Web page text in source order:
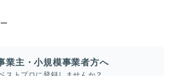
業主・小規模事業者方へ